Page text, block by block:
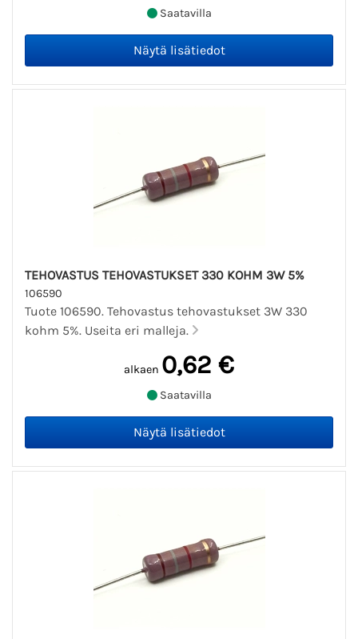
Saatavilla
TEHOVASTUS TEHOVASTUKSET 330 KOHM 3W 5%
106590
Tuote 106590. Tehovastus tehovastukset 3W 330
kohm 5%. Useita eri malleja.
alkaen 0,62 €
Saatavilla